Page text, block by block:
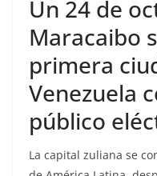
Un 24 de
Maracaibo
primera
Venezuela
público
La capital zuliana se